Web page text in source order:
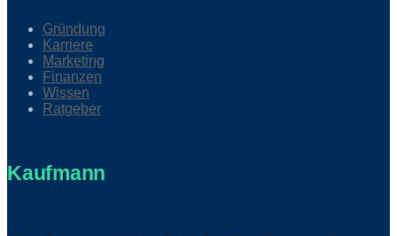
Gründung
Karriere
Marketing
Finanzen
Wissen
Ratgeber
Kaufmann